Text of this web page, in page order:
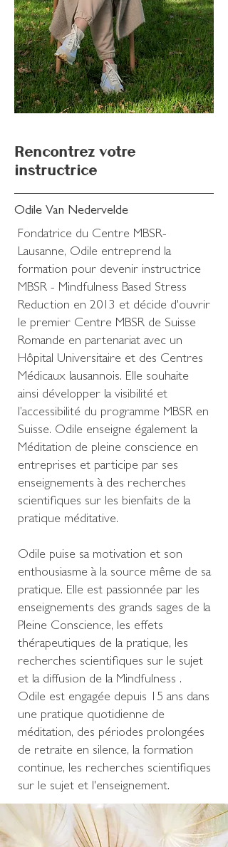
Rencontrez votre
instructrice
Odile Van Nedervelde
Fondatrice du Centre MBSR-
Lausanne, Odile entreprend la
formation pour devenir instructrice
MBSR - Mindfulness Based Stress
Reduction en 2013 et décide d'ouvrir
le premier Centre MBSR de Suisse
Romande en partenariat avec un
Hôpital Universitaire et des Centres
Médicaux lausannois. Elle souhaite
ainsi développer la visibilité et
l’accessibilité du programme MBSR en
Suisse. Odile enseigne également la
Méditation de pleine conscience en
entreprises et participe par ses
enseignements à des recherches
scientifiques sur les bienfaits de la
pratique méditative.
Odile puise sa motivation et son
enthousiasme à la source même de sa
pratique. Elle est passionnée par les
enseignements des grands sages de la
Pleine Conscience, les effets
thérapeutiques de la pratique, les
recherches scientifiques sur le sujet
et la diffusion de la Mindfulness .
Odile est engagée depuis 15 ans dans
une pratique quotidienne de
méditation, des périodes prolongées
de retraite en silence, la formation
continue, les recherches scientifiques
sur le sujet et l'enseignement.